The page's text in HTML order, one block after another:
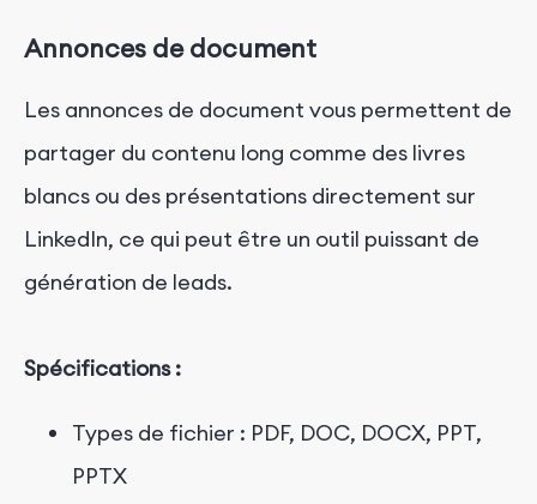
Annonces de document
Les annonces de document vous permettent de
partager du contenu long comme des livres
blancs ou des présentations directement sur
LinkedIn, ce qui peut être un outil puissant de
génération de leads.
Spécifications :
Types de fichier : PDF, DOC, DOCX, PPT,
PPTX